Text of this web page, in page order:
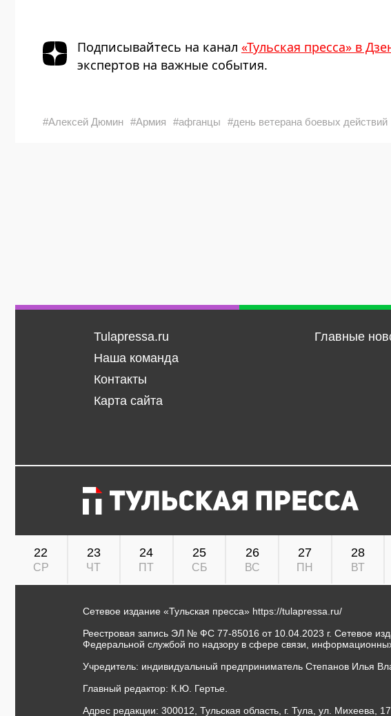
Подписывайтесь на канал «Тульская пресса» в
экспертов на важные события.
#Алексей Дюмин #Армия #афганцы #день ветерана боевых действий
Tulapressa.ru
Наша команда
Контакты
Карта сайта
Главные
22
СР
23
ЧТ
24
ПТ
25
СБ
26
ВС
27
ПН
28
ВТ
Сетевое издание «Тульская пресса» https://tulapressa.ru/
Реестровая запись ЭЛ № ФС 77-85016 от 10.04.2023 г. Сетевое
Федеральной службой по надзору в сфере связи,
Учредитель: индивидуальный предприниматель Степанов Илья
Главный редактор: К.Ю. Гертье.
Адрес редакции: 300012, Тульская область, г. Тула, ул. Михеева,